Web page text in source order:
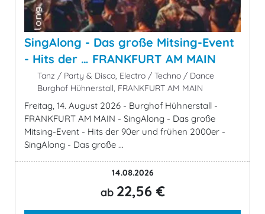
SingAlong - Das große Mitsing-Event
- Hits der … FRANKFURT AM MAIN
Tanz / Party & Disco, Electro / Techno / Dance
Burghof Hühnerstall, FRANKFURT AM MAIN
Freitag, 14. August 2026 - Burghof Hühnerstall -
FRANKFURT AM MAIN - SingAlong - Das große
Mitsing-Event - Hits der 90er und frühen 2000er -
SingAlong - Das große ...
14.08.2026
ab 22,56 €